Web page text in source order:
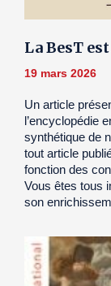
La BesT
19 mars 2026
Un article
l’encyclopédie
synthétique de
tout article
fonction des
Vous êtes tous
son